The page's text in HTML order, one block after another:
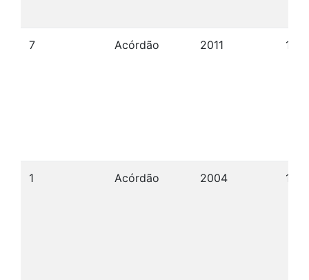
7 Acórdão 2011 15/
1 Acórdão 2004 10/